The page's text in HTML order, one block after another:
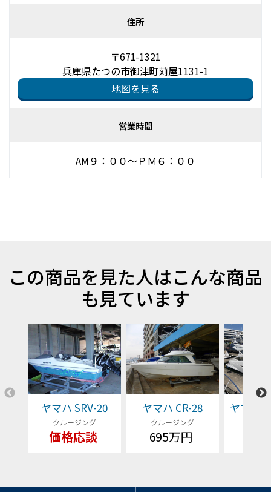
住所
〒671-1321
兵庫県たつの市御津町苅屋1131-1
地図を見る
営業時間
AM９：００～ＰＭ６：００
この商品を見た人はこんな商品
も見ています
ヤマハ SRV-20
クルージング
価格応談
ヤマハ CR-28
クルージング
695万円
ヤマハ